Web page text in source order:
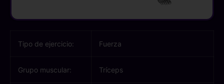
Tipo de ejercicio: Fuerza
Grupo muscular: Tríceps